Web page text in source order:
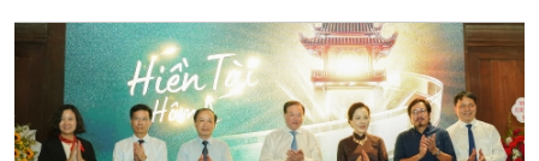
VOV1 đặc biệt